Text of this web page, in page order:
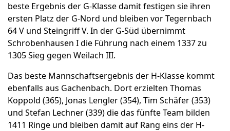
beste Ergebnis der G-Klasse damit festigen sie ihren
ersten Platz der G-Nord und bleiben vor Tegernbach
64 V und Steingriff V. In der G-Süd übernimmt
Schrobenhausen I die Führung nach einem 1337 zu
1305 Sieg gegen Weilach III.
Das beste Mannschaftsergebnis der H-Klasse kommt
ebenfalls aus Gachenbach. Dort erzielten Thomas
Koppold (365), Jonas Lengler (354), Tim Schäfer (353)
und Stefan Lechner (339) die das fünfte Team bilden
1411 Ringe und bleiben damit auf Rang eins der H-